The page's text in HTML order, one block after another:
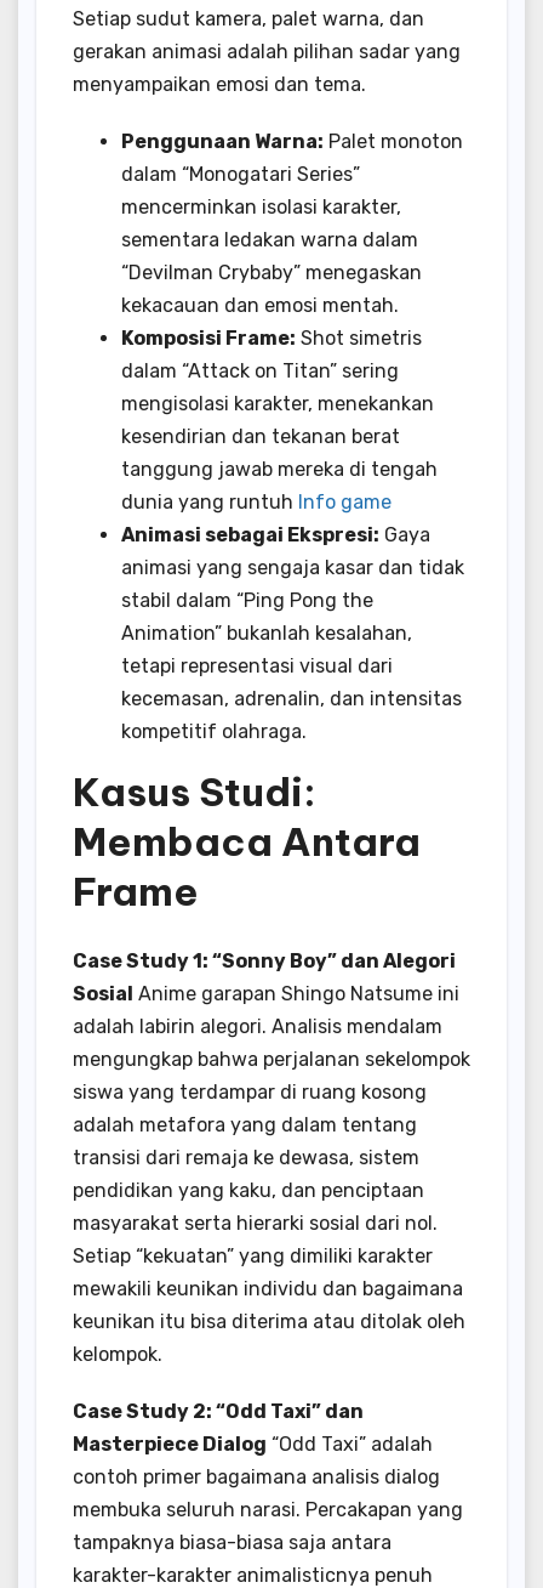
Setiap sudut kamera, palet warna, dan
gerakan animasi adalah pilihan sadar yang
menyampaikan emosi dan tema.
Penggunaan Warna: Palet monoton
dalam “Monogatari Series”
mencerminkan isolasi karakter,
sementara ledakan warna dalam
“Devilman Crybaby” menegaskan
kekacauan dan emosi mentah.
Komposisi Frame: Shot simetris
dalam “Attack on Titan” sering
mengisolasi karakter, menekankan
kesendirian dan tekanan berat
tanggung jawab mereka di tengah
dunia yang runtuh Info game
Animasi sebagai Ekspresi: Gaya
animasi yang sengaja kasar dan tidak
stabil dalam “Ping Pong the
Animation” bukanlah kesalahan,
tetapi representasi visual dari
kecemasan, adrenalin, dan intensitas
kompetitif olahraga.
Kasus Studi:
Membaca Antara
Frame
Case Study 1: “Sonny Boy” dan Alegori
Sosial Anime garapan Shingo Natsume ini
adalah labirin alegori. Analisis mendalam
mengungkap bahwa perjalanan sekelompok
siswa yang terdampar di ruang kosong
adalah metafora yang dalam tentang
transisi dari remaja ke dewasa, sistem
pendidikan yang kaku, dan penciptaan
masyarakat serta hierarki sosial dari nol.
Setiap “kekuatan” yang dimiliki karakter
mewakili keunikan individu dan bagaimana
keunikan itu bisa diterima atau ditolak oleh
kelompok.
Case Study 2: “Odd Taxi” dan
Masterpiece Dialog “Odd Taxi” adalah
contoh primer bagaimana analisis dialog
membuka seluruh narasi. Percakapan yang
tampaknya biasa-biasa saja antara
karakter-karakter animalisticnya penuh